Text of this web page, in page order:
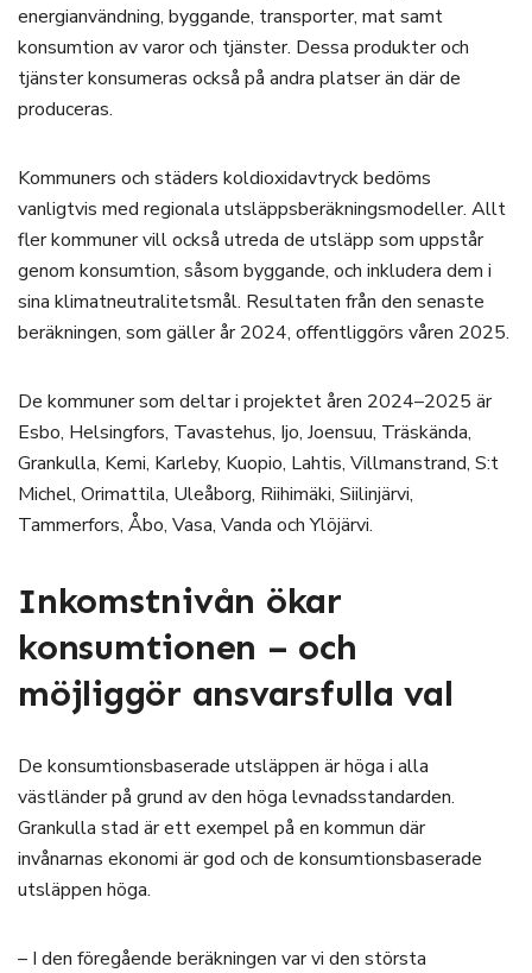
energianvändning, byggande, transporter, mat samt
konsumtion av varor och tjänster. Dessa produkter och
tjänster konsumeras också på andra platser än där de
produceras.
Kommuners och städers koldioxidavtryck bedöms
vanligtvis med regionala utsläppsberäkningsmodeller. Allt
fler kommuner vill också utreda de utsläpp som uppstår
genom konsumtion, såsom byggande, och inkludera dem i
sina klimatneutralitetsmål. Resultaten från den senaste
beräkningen, som gäller år 2024, offentliggörs våren 2025.
De kommuner som deltar i projektet åren 2024–2025 är
Esbo, Helsingfors, Tavastehus, Ijo, Joensuu, Träskända,
Grankulla, Kemi, Karleby, Kuopio, Lahtis, Villmanstrand, S:t
Michel, Orimattila, Uleåborg, Riihimäki, Siilinjärvi,
Tammerfors, Åbo, Vasa, Vanda och Ylöjärvi.
Inkomstnivån ökar
konsumtionen – och
möjliggör ansvarsfulla val
De konsumtionsbaserade utsläppen är höga i alla
västländer på grund av den höga levnadsstandarden.
Grankulla stad är ett exempel på en kommun där
invånarnas ekonomi är god och de konsumtionsbaserade
utsläppen höga.
– I den föregående beräkningen var vi den största